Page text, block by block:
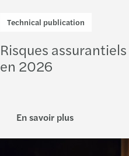
Technical publication
Risques assurantiels
en 2026
En savoir plus